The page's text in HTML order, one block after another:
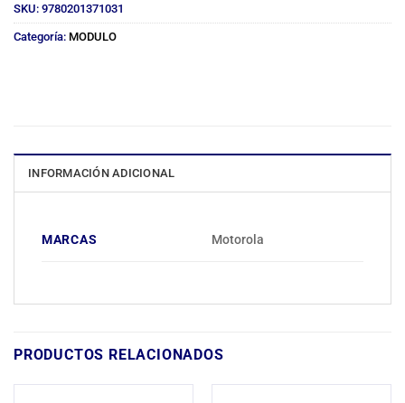
SKU: 9780201371031
Categoría: MODULO
INFORMACIÓN ADICIONAL
MARCAS Motorola
PRODUCTOS RELACIONADOS